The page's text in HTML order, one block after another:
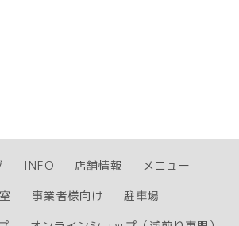
INFO 店舗情報
メニュー
事業者様向け
駐車場